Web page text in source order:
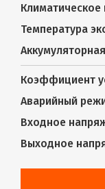
Климатическое
Температура
Коэффициент
Аварийный
Входное
Выходное